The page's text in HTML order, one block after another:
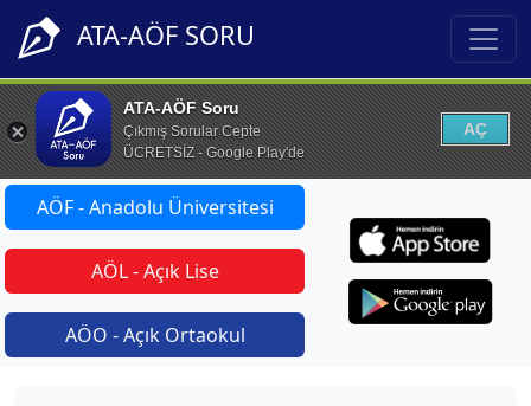
ATA-AÖF SORU
ATA-AÖF Soru
Çıkmış Sorular Cepte
ÜCRETSİZ - Google Play'de
AÇ
AÖF - Anadolu Üniversitesi
AÖL - Açık Lise
AÖO - Açık Ortaokul